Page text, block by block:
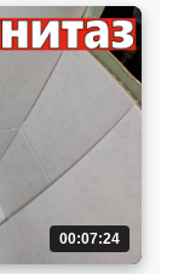
00:07:24